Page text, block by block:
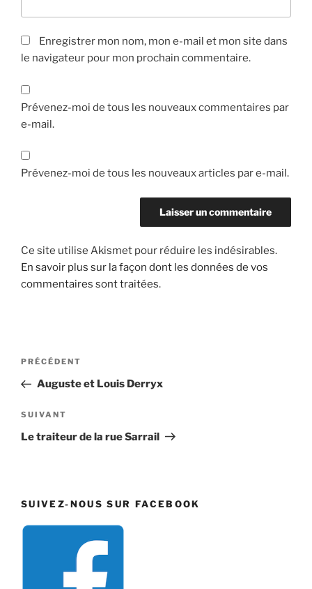
Enregistrer mon nom, mon e-mail et mon site dans
le navigateur pour mon prochain commentaire.
Prévenez-moi de tous les nouveaux commentaires par
e-mail.
Prévenez-moi de tous les nouveaux articles par e-mail.
Ce site utilise Akismet pour réduire les indésirables.
En savoir plus sur la façon dont les données de vos
commentaires sont traitées.
Navigation
l’article
Article
précédent
PRÉCÉDENT
Auguste et Louis Derryx
Article
suivant
SUIVANT
Le traiteur de la rue Sarrail
SUIVEZ-NOUS SUR FACEBOOK